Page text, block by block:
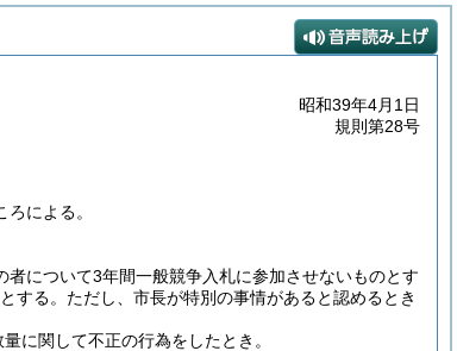
昭和39年4月1日
規則第28号
による。
について3年間一般競争入札に参加させないものとす
する。 ただし、市長が特別の事情があると認めるとき
に関して不正の行為をしたとき。